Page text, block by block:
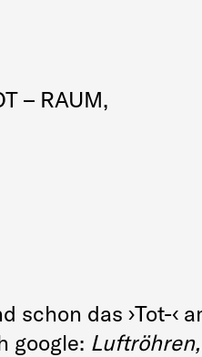
– RAUM,
schon das ›Tot-‹
google: Luftröhren,